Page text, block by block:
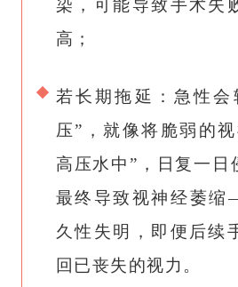
染，可能导致手术失
高；
若长期拖延：急性会
压”，就像将脆弱的
高压水中”，日复一日
最终导致视神经萎
久性失明，即便后续
回已丧失的视力。